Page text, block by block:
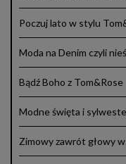
Poczuj lato w stylu
Moda na Denim czyli
Bądź Boho z Tom&Rose
Modne święta i
Zimowy zawrót głowy